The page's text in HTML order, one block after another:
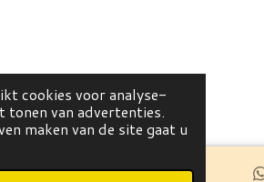
cookies voor analyse-
tonen van advertenties.
maken van de site gaat u